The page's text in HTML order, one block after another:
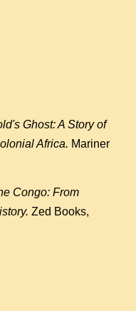
Ghost: A Story of
Africa. Mariner
Congo: From
Zed Books,